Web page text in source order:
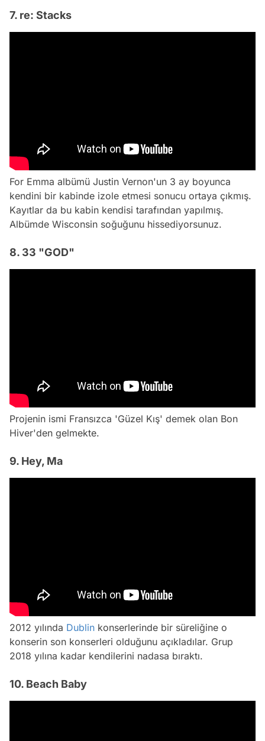
7. re: Stacks
For Emma albümü Justin Vernon'un 3 ay boyunca
kendini bir kabinde izole etmesi sonucu ortaya çıkmış.
Kayıtlar da bu kabin kendisi tarafından yapılmış.
Albümde Wisconsin soğuğunu hissediyorsunuz.
8. 33 "GOD"
Projenin ismi Fransızca 'Güzel Kış' demek olan Bon
Hiver'den gelmekte.
9. Hey, Ma
2012 yılında Dublin konserlerinde bir süreliğine o
konserin son konserleri olduğunu açıkladılar. Grup
2018 yılına kadar kendilerini nadasa bıraktı.
10. Beach Baby